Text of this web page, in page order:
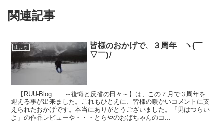
関連記事
山歩き
皆様のおかげで、３周年 ヽ(￣
▽￣)ﾉ
【RUU-Blog ～後悔と反省の日々～】は、この７月で３周年を
迎える事が出来ました。これもひとえに、皆様の暖かいコメントに支
えられたおかげです。本当にありがとうございました。「男はつらい
よ」の作品レビューや・・・とらやのおばちゃんのコ...